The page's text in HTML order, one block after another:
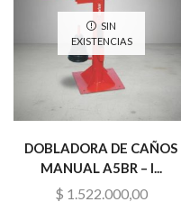
SIN
EXISTENCIAS
DOBLADORA DE CAÑOS
MANUAL A5BR – I...
$ 1.522.000,00